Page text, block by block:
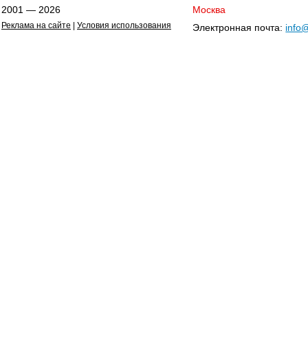
2001 — 2026
Реклама на сайте Условия использования
Москва
Электронная почта: